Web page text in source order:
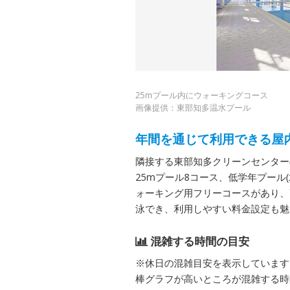
25mプール内にウォーキングコース
画像提供：東部知多温水プール
年間を通じて利用できる屋
隣接する東部知多クリーンセンタ
25mプール8コース、低学年プー
ォーキング用フリーコースがあり
泳でき、利用しやすい料金設定も魅
混雑する時間の目安
※休日の混雑目安を表示しています
棒グラフが高いところが混雑する時